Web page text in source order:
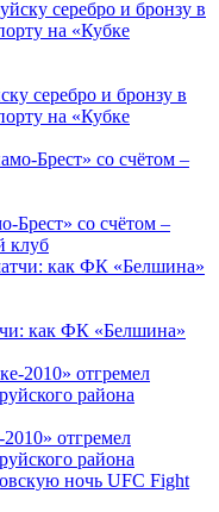
серебро и бронзу в
на «Кубке
со счётом –
клуб
как ФК «Белшина»
отгремел
района